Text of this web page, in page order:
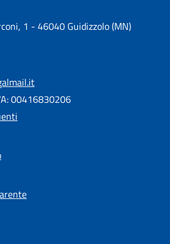
1 - 46040 Guidizzolo (MN)
00416830206